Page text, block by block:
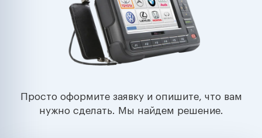
Просто оформите заявку и опишите, что вам
нужно сделать. Мы найдем решение.